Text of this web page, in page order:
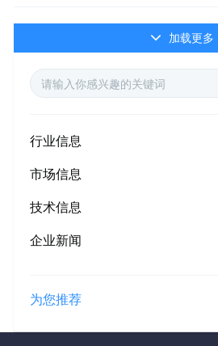
加载更多
行业信息
市场信息
技术信息
企业新闻
为您推荐